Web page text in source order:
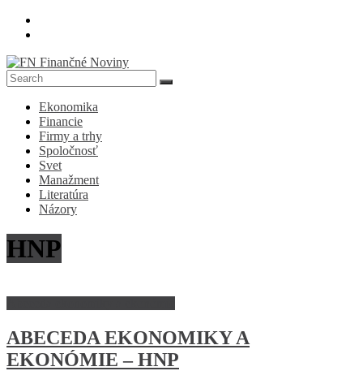
Skip
FN
Finančné
Noviny
Denník
ekonomike
spoločnosti
Ekonomika
Financie
Firmy a trhy
Spoločnosť
Svet
Manažment
Literatúra
Názory
HNP
ABECEDA EKONOMIKY A
EKONÓMIE – HNP